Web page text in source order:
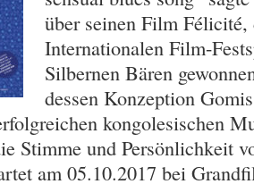
über seinen Film Félicité,
Internationalen Film-
Silbernen Bären
dessen Konzeption
kongolesischen
Stimme und Persönlichkeit
am 05.10.2017 bei